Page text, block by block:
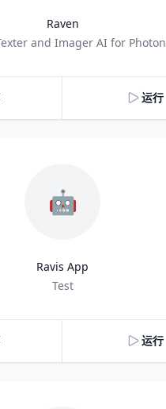
Raven
and Imager AI for Photon
运行
🤖
Ravis App
Test
运行